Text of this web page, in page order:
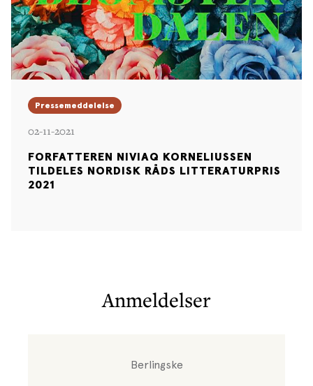
Pressemeddelelse
02-11-2021
FORFATTEREN NIVIAQ KORNELIUSSEN
TILDELES NORDISK RÅDS LITTERATURPRIS
2021
Anmeldelser
Berlingske